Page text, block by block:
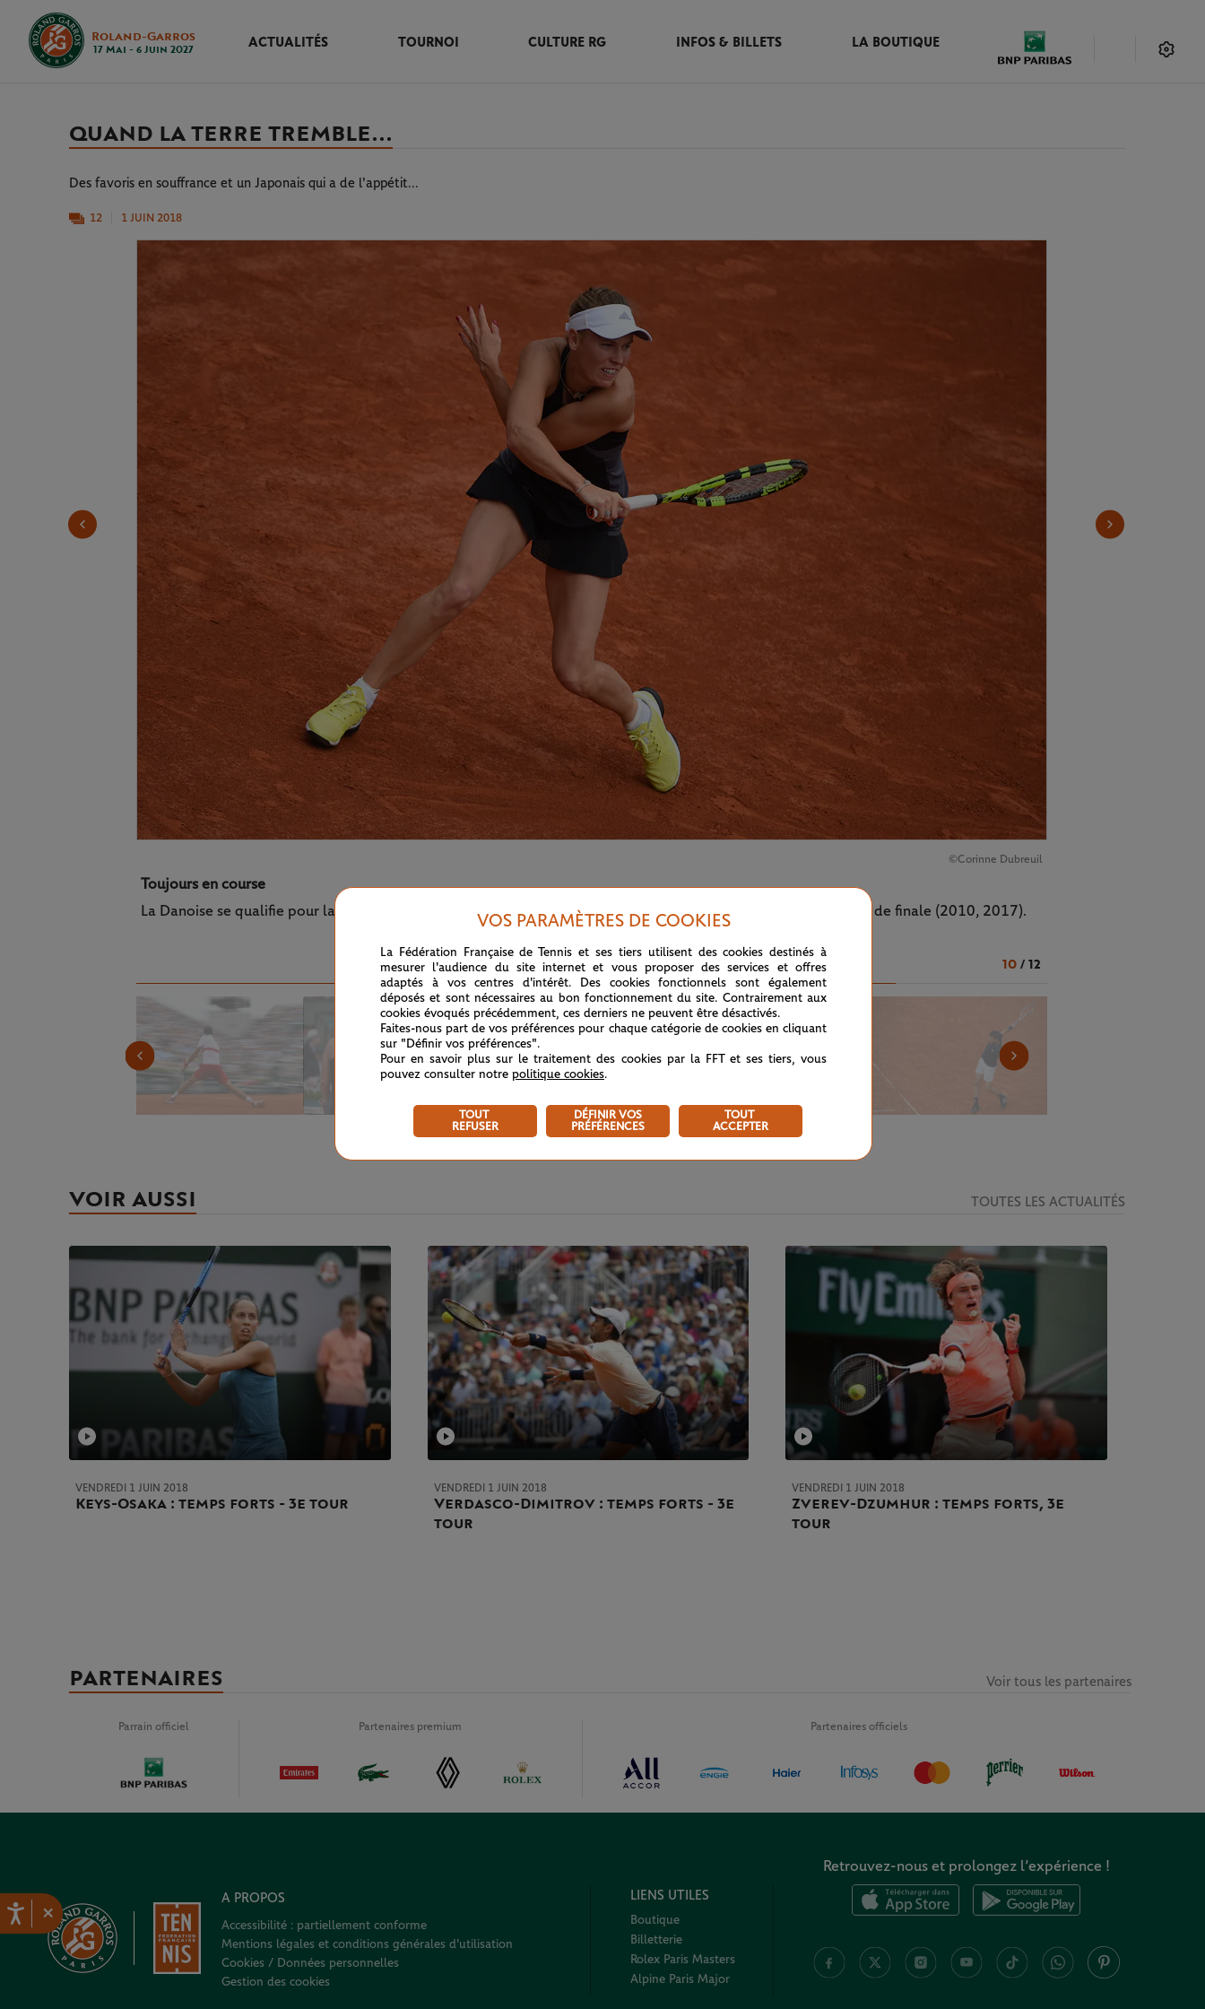
×
Roland-Garros
17 Mai - 6 Juin 2027
ACTUALITÉS TOURNOI CULTURE RG INFOS & BILLETS LA BOUTIQUE
QUAND LA TERRE TREMBLE...
Des favoris en souffrance et un Japonais qui a de l'appétit...
12 1 JUIN 2018
©Corinne Dubreuil
Toujours en course
La Danoise se qualifie pour la troisième fois en deuxième semaine à Paris, où elle n'a jamais dépassé les quarts de finale (2010, 2017).
10/ 12
VOIR AUSSI TOUTES LES ACTUALITÉS
VENDREDI 1 JUIN 2018
Keys-Osaka : temps forts - 3e tour
VENDREDI 1 JUIN 2018
Verdasco-Dimitrov : temps forts - 3e
tour
VENDREDI 1 JUIN 2018
Zverev-Dzumhur : temps forts, 3e
tour
PARTENAIRES
Parrain officiel Partenaires premium Partenaires officiels
Voir tous les partenaires
A PROPOS
Accessibilité : partiellement conforme
Mentions légales et conditions générales d'utilisation
Cookies / Données personnelles
Gestion des cookies
LIENS UTILES
Boutique
Billetterie
Rolex Paris Masters
Alpine Paris Major
Retrouvez-nous et prolongez l’expérience !
VOS PARAMÈTRES DE COOKIES
La Fédération Française de Tennis et ses tiers utilisent des cookies destinés à
mesurer l'audience du site internet et vous proposer des services et offres
adaptés à vos centres d'intérêt. Des cookies fonctionnels sont également
déposés et sont nécessaires au bon fonctionnement du site. Contrairement aux
cookies évoqués précédemment, ces derniers ne peuvent être désactivés.
Faites-nous part de vos préférences pour chaque catégorie de cookies en cliquant
sur "Définir vos préférences".
Pour en savoir plus sur le traitement des cookies par la FFT et ses tiers, vous
pouvez consulter notre politique cookies.
TOUT
REFUSER
DÉFINIR VOS
PRÉFÉRENCES
TOUT
ACCEPTER